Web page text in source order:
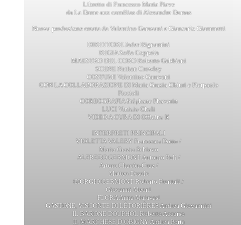
Libretto di Francesco Maria Piave
da La Dame aux camélias di Alexandre Dumas
Nuova produzione creata da Valentino Garavani e Giancarlo Giammetti
DIRETTORE Jader Bignamini
REGIA Sofia Coppola
MAESTRO DEL CORO Roberto Gabbiani
SCENE Nathan Crowley
COSTUMI Valentino Garavani
CON LA COLLABORAZIONE DI Maria Grazia Chiuri e Pierpaolo
Piccioli
COREOGRAFIA Stéphane Phavorin
LUCI Vinicio Cheli
VIDEO A CURA DI Officine K
INTERPRETI PRINCIPALI
VIOLETTA VALERY Francesca Dotto /
Maria Grazia Schiavo
ALFREDO GERMONT Antonio Poli /
Arturo Chacón-Cruz /
Matteo Desole
GIORGIO GERMONT Roberto Frontali /
Giovanni Meoni
FLORA Anna Malavasi
GASTONE, VISCONTE DI LÉTORIÈRES Andrea Giovannini
IL BARONE DOUPHOL Roberto Accurso
IL MARCHESE D’OBIGNY Andrea Porta